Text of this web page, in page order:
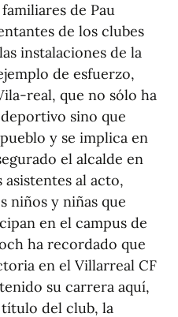
de Pau
de los clubes
instalaciones de la
de esfuerzo,
real, que no sólo ha
sino que
y se implica en
el alcalde en
al acto,
niños y niñas que
en el campus de
ha recordado que
en el Villarreal CF
su carrera aquí,
del club, la